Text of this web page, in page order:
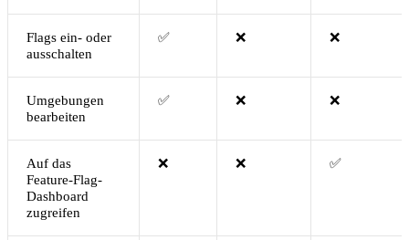
Flags ein- oder
ausschalten
✅ ❌ ❌
Umgebungen
bearbeiten
✅ ❌ ❌
Auf das
Feature-Flag-
Dashboard
zugreifen
❌ ❌ ✅